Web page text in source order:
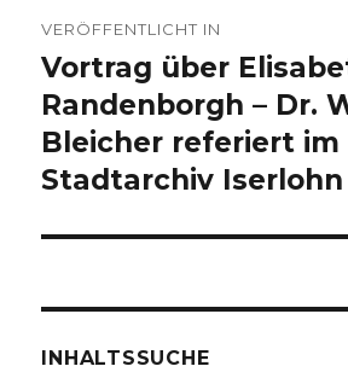
VERÖFFENTLICHT IN
Vortrag über
Randenborgh – Dr.
Bleicher referiert im
Stadtarchiv Iserlohn
INHALTSSUCHE